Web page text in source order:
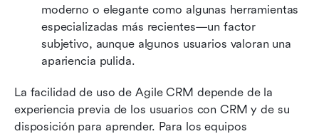
moderno o elegante como algunas herramientas
especializadas más recientes—un factor
subjetivo, aunque algunos usuarios valoran una
apariencia pulida.
La facilidad de uso de Agile CRM depende de la
experiencia previa de los usuarios con CRM y de su
disposición para aprender. Para los equipos